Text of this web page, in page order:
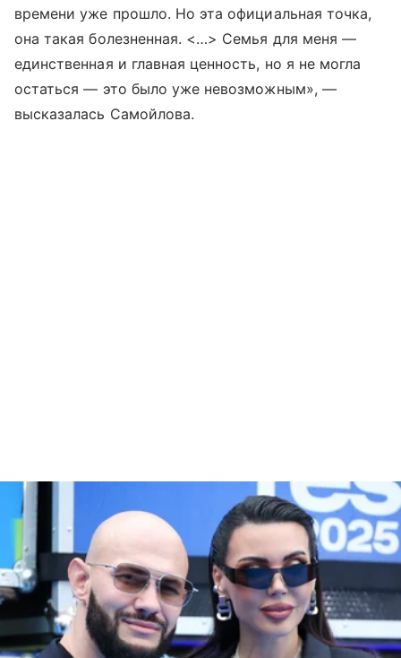
времени уже прошло. Но эта официальная точка,
она такая болезненная. <…> Семья для меня —
единственная и главная ценность, но я не могла
остаться — это было уже невозможным», —
высказалась Самойлова.